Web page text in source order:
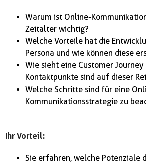
Warum ist Online-
Zeitalter wichtig?
Welche Vorteile hat die
Persona und wie können diese
Wie sieht eine Customer
Kontaktpunkte sind auf dieser
Welche Schritte sind für eine
Kommunikationsstrategie zu
Ihr Vorteil:
Sie erfahren, welche Potenziale